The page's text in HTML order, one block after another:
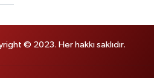
© 2023. Her hakkı saklıdır.